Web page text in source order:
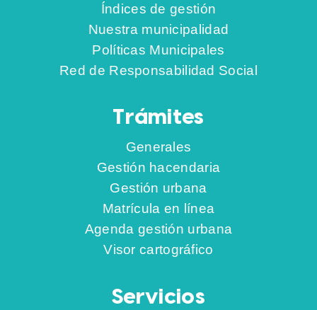
Índices de gestión
Nuestra municipalidad
Políticas Municipales
Red de Responsabilidad Social
Trámites
Generales
Gestión hacendaria
Gestión urbana
Matrícula en línea
Agenda gestión urbana
Visor cartográfico
Servicios